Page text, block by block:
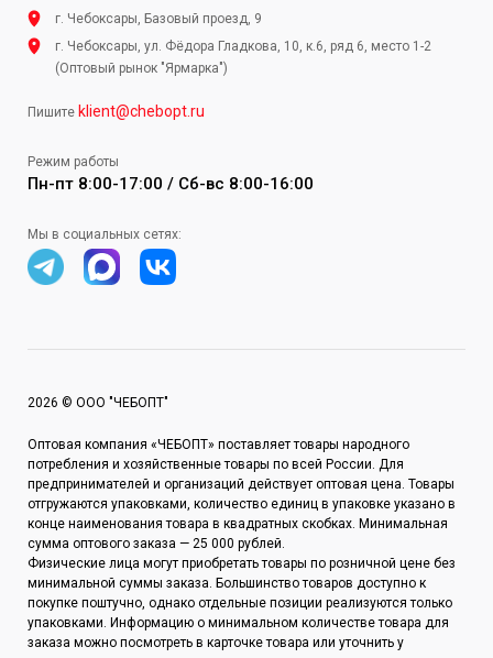
г. Чебоксары, Базовый проезд, 9
г. Чебоксары, ул. Фёдора Гладкова, 10, к.6, ряд 6, место 1-2
(Оптовый рынок "Ярмарка")
Пишите klient@chebopt.ru
Режим работы
Пн-пт 8:00-17:00 / Сб-вс 8:00-16:00
Мы в социальных сетях:
2026 © ООО "ЧЕБОПТ"
Оптовая компания «ЧЕБОПТ» поставляет товары народного
потребления и хозяйственные товары по всей России. Для
предпринимателей и организаций действует оптовая цена. Товары
отгружаются упаковками, количество единиц в упаковке указано в
конце наименования товара в квадратных скобках. Минимальная
сумма оптового заказа — 25 000 рублей.
Физические лица могут приобретать товары по розничной цене без
минимальной суммы заказа. Большинство товаров доступно к
покупке поштучно, однако отдельные позиции реализуются только
упаковками. Информацию о минимальном количестве товара для
заказа можно посмотреть в карточке товара или уточнить у